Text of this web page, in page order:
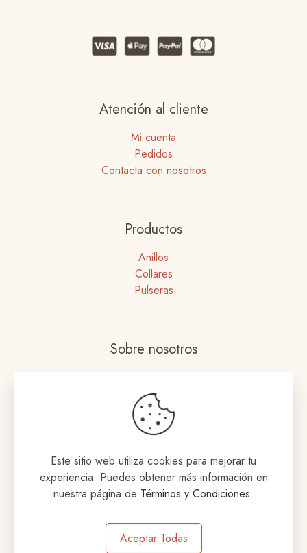
Atención al cliente
Mi cuenta
Pedidos
Contacta con nosotros
Productos
Anillos
Collares
Pulseras
Sobre nosotros
Términos y Condiciones
Envíos y Devoluciones
© 2023 Coqueta Accesorios. Todos los derechos
reservados. Designed byaromeditech.com
Este sitio web utiliza cookies para mejorar tu
experiencia. Puedes obtener más información en
nuestra página de Términos y Condiciones.
Aceptar Todas